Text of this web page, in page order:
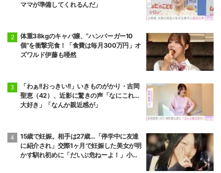
ママが準備してくれるんだ」
体重38kgのキャバ嬢、“ハンバーガー10
個”を衝撃完食！「食費は毎月300万円」オ
ズワルド伊藤も唖然
「わぁ!!おっきい!!」いきものがかり・吉岡
聖恵（42）、近影に驚きの声「なにこれ…
大好き」「なんか親近感が」
15歳で妊娠。相手は27歳…「停学中に友達
に紹介され」交際1ヶ月で妊娠した美女が明
かす馴れ初めに「だいぶ危ねーよ！」小森